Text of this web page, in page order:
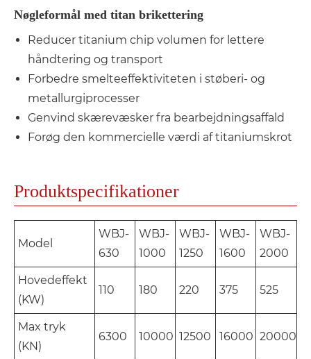
Nøgleformål med titan brikettering
Reducer titanium chip volumen for lettere
håndtering og transport
Forbedre smelteeffektiviteten i støberi- og
metallurgiprocesser
Genvind skærevæsker fra bearbejdningsaffald
Forøg den kommercielle værdi af titaniumskrot
Produktspecifikationer
Model
WBJ-
630
WBJ-
1000
WBJ-
1250
WBJ-
1600
WBJ-
2000
Hovedeffekt
(KW)
110 180 220 375 525
Max tryk
(KN)
6300 10000 12500 16000 20000